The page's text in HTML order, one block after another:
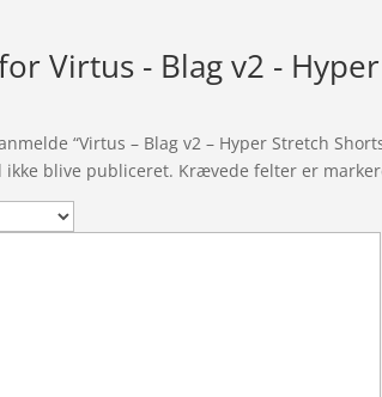
forVirtus - Blag v2 -
“Virtus – Blag v2 – Hyper Stretch
ikke blive publiceret. Krævede felter er